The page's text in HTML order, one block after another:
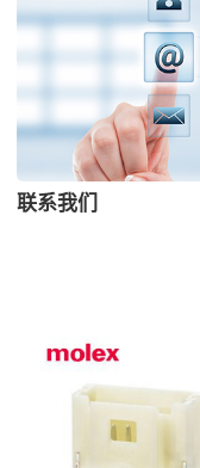
联系我们